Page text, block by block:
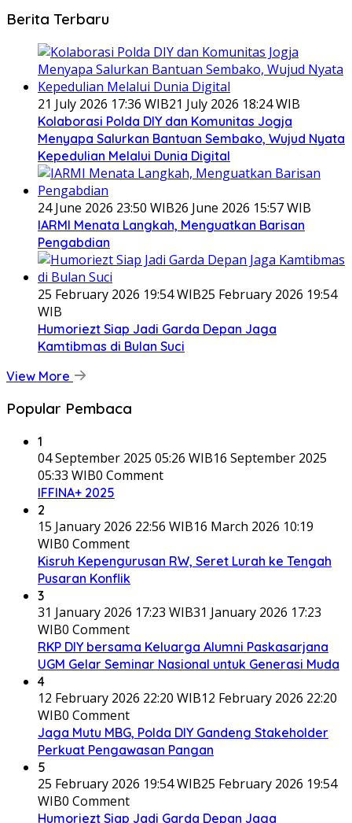
Berita Terbaru
21 July 2026 17:36 WIB21 July 2026 18:24 WIB
Kolaborasi Polda DIY dan Komunitas Jogja
Menyapa Salurkan Bantuan Sembako, Wujud Nyata
Kepedulian Melalui Dunia Digital
24 June 2026 23:50 WIB26 June 2026 15:57 WIB
IARMI Menata Langkah, Menguatkan Barisan
Pengabdian
25 February 2026 19:54 WIB25 February 2026 19:54
WIB
Humoriezt Siap Jadi Garda Depan Jaga
Kamtibmas di Bulan Suci
View More
Popular Pembaca
1
04 September 2025 05:26 WIB16 September 2025
05:33 WIB0 Comment
IFFINA+ 2025
2
15 January 2026 22:56 WIB16 March 2026 10:19
WIB0 Comment
Kisruh Kepengurusan RW, Seret Lurah ke Tengah
Pusaran Konflik
3
31 January 2026 17:23 WIB31 January 2026 17:23
WIB0 Comment
RKP DIY bersama Keluarga Alumni Paskasarjana
UGM Gelar Seminar Nasional untuk Generasi Muda
4
12 February 2026 22:20 WIB12 February 2026 22:20
WIB0 Comment
Jaga Mutu MBG, Polda DIY Gandeng Stakeholder
Perkuat Pengawasan Pangan
5
25 February 2026 19:54 WIB25 February 2026 19:54
WIB0 Comment
Humoriezt Siap Jadi Garda Depan Jaga